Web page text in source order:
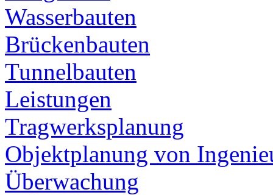
Wasserbauten
Brückenbauten
Tunnelbauten
Leistungen
Tragwerksplanung
Objektplanung von
Überwachung